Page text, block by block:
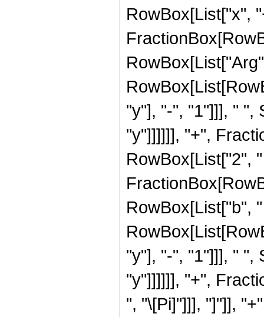
RowBox[List["x",
"y"], "-", "1"]]], " ",
"y"]]]]]], "+",
RowBox[List["2",
RowBox[List["b",
"y"], "-", "1"]]], " ",
"y"]]]]]], "+",
", "\[Pi]"]]], "]"]],